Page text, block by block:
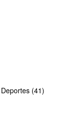
(41)